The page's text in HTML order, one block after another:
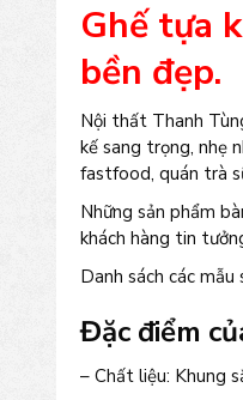
Ghế tựa
bền đẹp.
Nội thất Thanh
kế sang trọng, nhẹ
fastfood, quán trà
Những sản phẩm
khách hàng tin
Danh sách các mẫu
Đặc điểm
– Chất liệu: Khung